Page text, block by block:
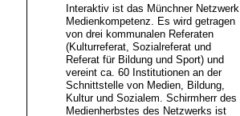
Interaktiv ist das Münchner Netzwerk
Medienkompetenz. Es wird getragen
von drei kommunalen Referaten
(Kulturreferat, Sozialreferat und
Referat für Bildung und Sport) und
vereint ca. 60 Institutionen an der
Schnittstelle von Medien, Bildung,
Kultur und Sozialem. Schirmherr des
Medienherbstes des Netzwerks ist